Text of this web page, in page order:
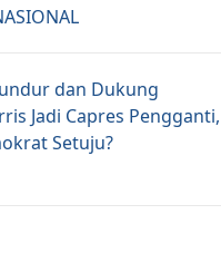
dan Dukung
Jadi Capres Pengganti,
Setuju?